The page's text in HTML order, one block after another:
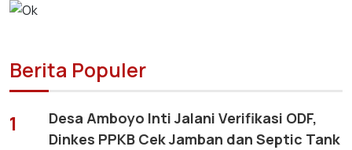
Berita Populer
1
Desa Amboyo Inti Jalani Verifikasi ODF,
Dinkes PPKB Cek Jamban dan Septic Tank